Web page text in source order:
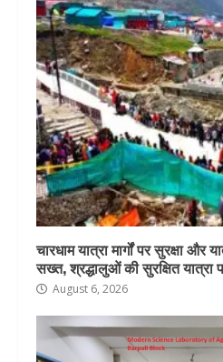
चारधाम यात्रा मार्गों पर सुरक्षा और
सख्त, श्रद्धालुओं की सुरक्षित
August 6, 2026